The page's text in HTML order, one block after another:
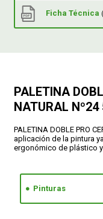
Ficha Técnica
PALETINA
NATURAL Nº24
PALETINA DOBLE PRO
aplicación de la pintura
ergonómico de plástico y
Pinturas